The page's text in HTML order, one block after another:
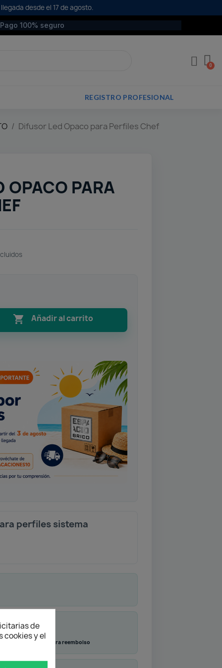
desde el 17 de agosto.
Pago 100% seguro
REGISTRO PROFESIONAL
Difusor Led Opaco para Perfiles Chef
OPACO PARA
 Añadir al carrito
perfiles sistema
Transferencia Contra reembolso
de
cookies y el